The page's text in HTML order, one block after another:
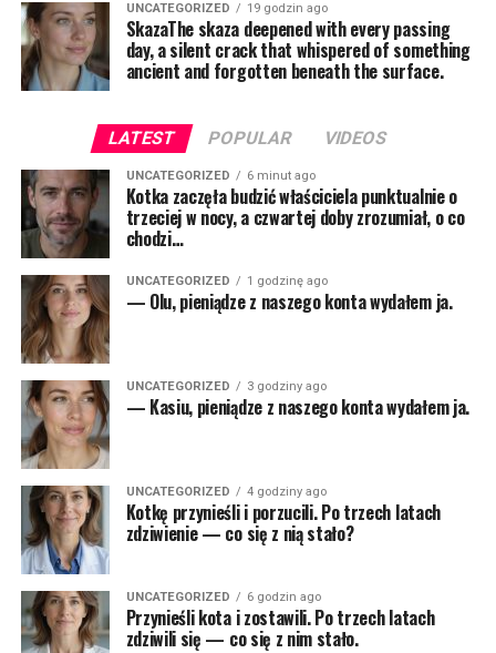
UNCATEGORIZED 19 godzin ago
SkazaThe skaza deepened with every passing
day, a silent crack that whispered of something
ancient and forgotten beneath the surface.
LATEST POPULAR VIDEOS
UNCATEGORIZED 6 minut ago
Kotka zaczęła budzić właściciela punktualnie o
trzeciej w nocy, a czwartej doby zrozumiał, o co
chodzi…
UNCATEGORIZED 1 godzinę ago
— Olu, pieniądze z naszego konta wydałem ja.
UNCATEGORIZED 3 godziny ago
— Kasiu, pieniądze z naszego konta wydałem ja.
UNCATEGORIZED 4 godziny ago
Kotkę przynieśli i porzucili. Po trzech latach
zdziwienie — co się z nią stało?
UNCATEGORIZED 6 godzin ago
Przynieśli kota i zostawili. Po trzech latach
zdziwili się — co się z nim stało.